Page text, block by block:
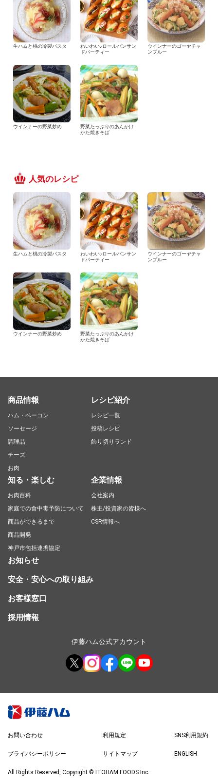
生ハムと桃の冷製パスタ
わいわい♪ロールパンサン
ドパーティー
ウインナーのゴーヤチャ
ンプルー
ウインナーの野菜炒め
野菜たっぷりのあんかけ
かた焼きそば
人気のレシピ
生ハムと桃の冷製パスタ
わいわい♪ロールパンサン
ドパーティー
ウインナーのゴーヤチャ
ンプルー
ウインナーの野菜炒め
野菜たっぷりのあんかけ
かた焼きそば
商品情報
ハム・ベーコン
ソーセージ
調理品
チーズ
お肉
レシピ紹介
レシピ一覧
投稿レシピ
飾り切りランド
知る・楽しむ
お肉百科
家庭での食中毒予防について
商品ができるまで
商品開発
神戸市包括連携協定
企業情報
会社案内
株主/投資家の皆様へ
CSR情報へ
お知らせ
安全・安心への取り組み
お客様窓口
採用情報
伊藤ハム公式アカウント
お問い合わせ 利用規定 SNS利用規約
プライバシーポリシー サイトマップ ENGLISH
All Rights Reserved, Copyright © ITOHAM FOODS Inc.